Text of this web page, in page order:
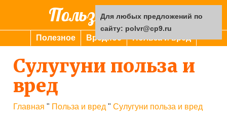
Польза или вред
Полезное Вредное Польза и вред
Сулугуни польза и
вред
Главная " Польза и вред "Сулугуни польза и вред
Для любых предложений по
сайту: polvr@cp9.ru